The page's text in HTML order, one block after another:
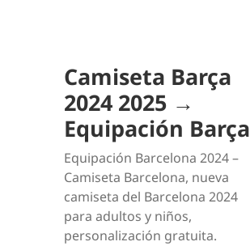
Camiseta Barça
2024 2025 →
Equipación Barça
Equipación Barcelona 2024 –
Camiseta Barcelona, nueva
camiseta del Barcelona 2024
para adultos y niños,
personalización gratuita.